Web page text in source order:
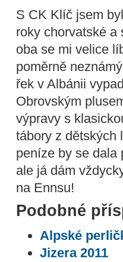
S CK Klíč jsem
roky chorvatské a
oba se mi velice
poměrně
řek v Albánii
Obrovským
výpravy s
tábory z dětských
peníze by se dala
ale já dám
na Ennsu!
Podobné
Alpské
Jizera 2011